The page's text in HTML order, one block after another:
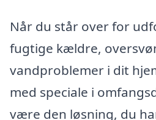
Når du står over for
fugtige kældre,
vandproblemer i dit
med speciale i
være den løsning, du